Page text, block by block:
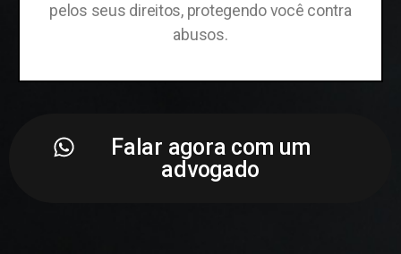
pelos seus direitos, protegendo você contra
abusos.
Falar agora com um
advogado